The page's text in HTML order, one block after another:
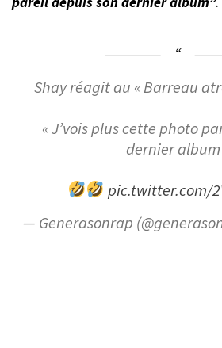
Shay réagit au « Barreau
« J’vois plus cette photo
dernier album
pic.twitter.com/
— Generasonrap